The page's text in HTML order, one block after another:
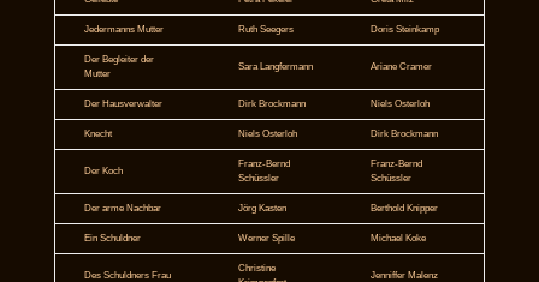
Jedermanns Mutter Ruth Seegers Doris Steinkamp
Der Begleiter der
Mutter
Sara Langfermann Ariane Cramer
Der Hausverwalter Dirk Brockmann Niels Osterloh
Knecht Niels Osterloh Dirk Brockmann
Der Koch
Franz-Bernd
Schüssler
Franz-Bernd
Schüssler
Der arme Nachbar Jörg Kasten Berthold Knipper
Ein Schuldner Werner Spille Michael Koke
Des Schuldners Frau
Christine
Jenniffer Malenz